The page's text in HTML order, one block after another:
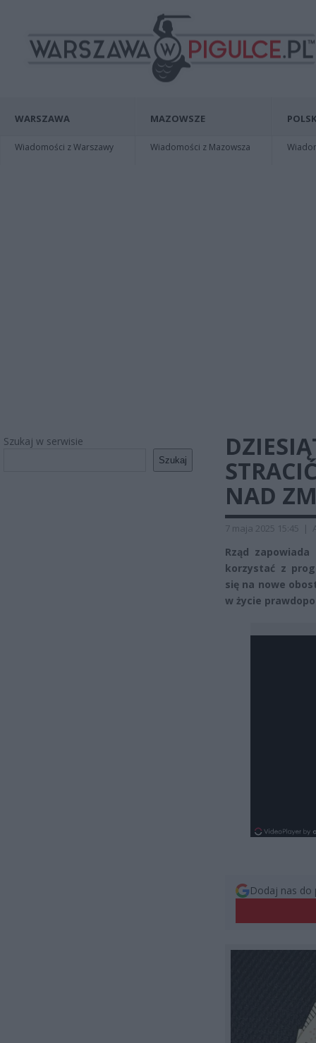
WARSZAWA
Wiadomości z Warszawy
MAZOWSZE
Wiadomości z Mazowsza
Szukaj w serwisie
Szukaj
NAD
7 maja 2025 15:45 |
Rząd
korzystać z
się na nowe
w życie
Dodaj nas do